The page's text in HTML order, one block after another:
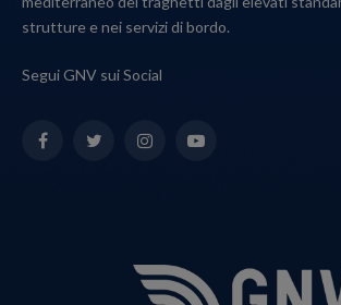
strutture e nei servizi di bordo.
Segui GNV sui Social
FacebookTwitterInstagramYouTube